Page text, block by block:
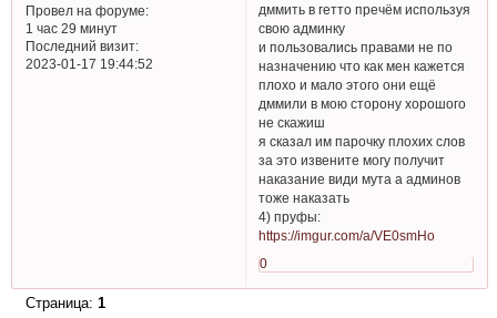
Провел на форуме:
1 час 29 минут
Последний визит:
2023-01-17 19:44:52
дммить в гетто пречём используя
свою админку
и пользовались правами не по
назначению что как мен кажется
плохо и мало этого они ещё
дммили в мою сторону хорошого
не скажиш
я сказал им парочку плохих слов
за это извените могу получит
наказание види мута а админов
тоже наказать
4) пруфы:
https://imgur.com/a/VE0smHo
0
Страница: 1